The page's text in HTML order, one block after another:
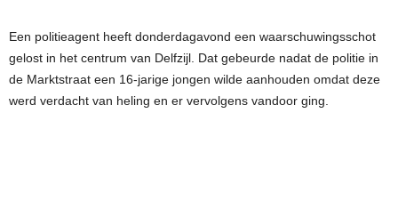
Een politieagent heeft donderdagavond een waarschuwingsschot
gelost in het centrum van Delfzijl. Dat gebeurde nadat de politie in
de Marktstraat een 16-jarige jongen wilde aanhouden omdat deze
werd verdacht van heling en er vervolgens vandoor ging.